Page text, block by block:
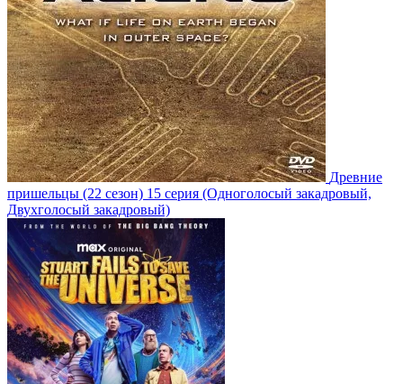
Древние
пришельцы (22 сезон) 15 серия (Одноголосый закадровый,
Двухголосый закадровый)